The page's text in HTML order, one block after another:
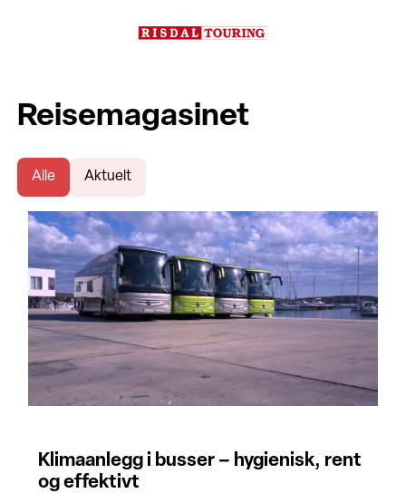
Reisemagasinet
Alle Aktuelt
Klimaanlegg i busser – hygienisk, rent
og effektivt